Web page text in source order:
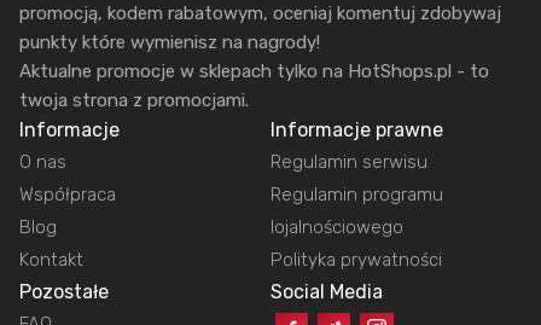
promocją, kodem rabatowym, oceniaj komentuj zdobywaj
punkty które wymienisz na nagrody!
Aktualne promocje w sklepach tylko na HotShops.pl - to
twoja strona z promocjami.
Informacje
O nas
Współpraca
Blog
Kontakt
Informacje prawne
Regulamin serwisu
Regulamin programu
lojalnościowego
Polityka prywatności
Pozostałe Social Media